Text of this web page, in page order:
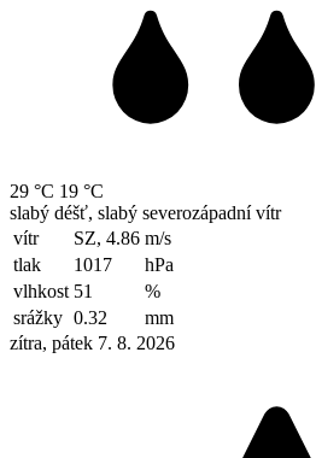
29 °C 19 °C
slabý déšť, slabý severozápadní vítr
vítr
SZ, 4.86 m/s
tlak
1017
hPa
vlhkost 51
%
srážky 0.32
mm
zítra, pátek 7. 8. 2026